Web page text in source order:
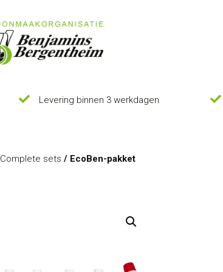
Levering binnen 3 werkdagen
Complete sets / EcoBen-pakket